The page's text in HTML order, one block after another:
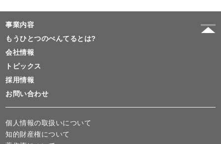
事業内容
もうひとつのぺんてるとは?
会社情報
トピックス
採用情報
お問い合わせ
個人情報の取扱いについて
知的財産権について